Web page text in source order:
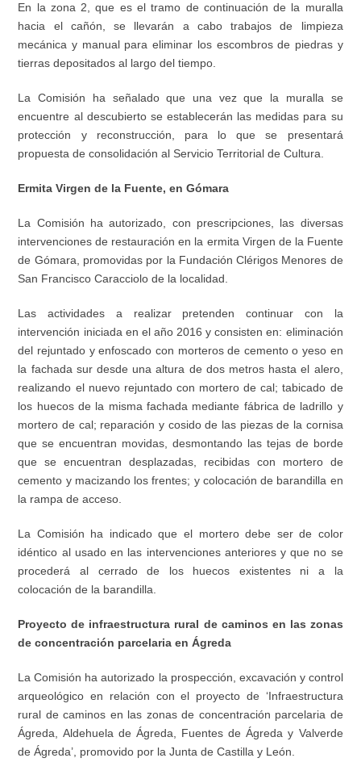
En la zona 2, que es el tramo de continuación de la muralla
hacia el cañón, se llevarán a cabo trabajos de limpieza
mecánica y manual para eliminar los escombros de piedras y
tierras depositados al largo del tiempo.
La Comisión ha señalado que una vez que la muralla se
encuentre al descubierto se establecerán las medidas para su
protección y reconstrucción, para lo que se presentará
propuesta de consolidación al Servicio Territorial de Cultura.
Ermita Virgen de la Fuente, en Gómara
La Comisión ha autorizado, con prescripciones, las diversas
intervenciones de restauración en la ermita Virgen de la Fuente
de Gómara, promovidas por la Fundación Clérigos Menores de
San Francisco Caracciolo de la localidad.
Las actividades a realizar pretenden continuar con la
intervención iniciada en el año 2016 y consisten en: eliminación
del rejuntado y enfoscado con morteros de cemento o yeso en
la fachada sur desde una altura de dos metros hasta el alero,
realizando el nuevo rejuntado con mortero de cal; tabicado de
los huecos de la misma fachada mediante fábrica de ladrillo y
mortero de cal; reparación y cosido de las piezas de la cornisa
que se encuentran movidas, desmontando las tejas de borde
que se encuentran desplazadas, recibidas con mortero de
cemento y macizando los frentes; y colocación de barandilla en
la rampa de acceso.
La Comisión ha indicado que el mortero debe ser de color
idéntico al usado en las intervenciones anteriores y que no se
procederá al cerrado de los huecos existentes ni a la
colocación de la barandilla.
Proyecto de infraestructura rural de caminos en las zonas
de concentración parcelaria en Ágreda
La Comisión ha autorizado la prospección, excavación y control
arqueológico en relación con el proyecto de ‘Infraestructura
rural de caminos en las zonas de concentración parcelaria de
Ágreda, Aldehuela de Ágreda, Fuentes de Ágreda y Valverde
de Ágreda’, promovido por la Junta de Castilla y León.